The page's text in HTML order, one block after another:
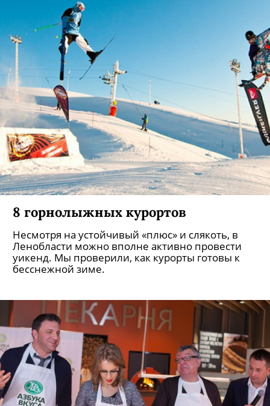
8 горнолыжных курортов
Несмотря на устойчивый «плюс» и слякоть, в
Ленобласти можно вполне активно провести
уикенд. Мы проверили, как курорты готовы к
бесснежной зиме.